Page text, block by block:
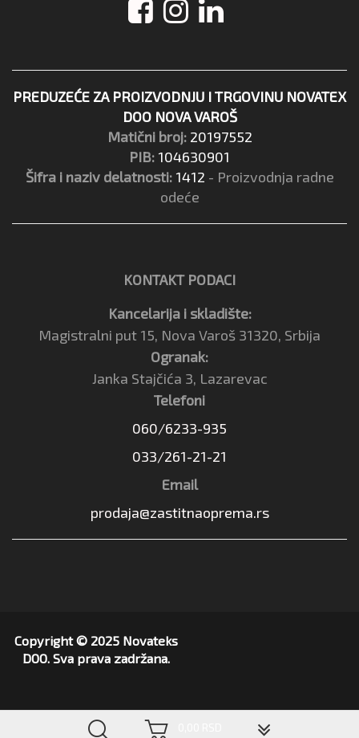
PREDUZEĆE ZA PROIZVODNJU I TRGOVINU NOVATEX
DOO NOVA VAROŠ
Matični broj: 20197552
PIB: 104630901
Šifra i naziv delatnosti: 1412 - Proizvodnja radne
odeće
KONTAKT PODACI
Kancelarija i skladište:
Magistralni put 15, Nova Varoš 31320, Srbija
Ogranak:
Janka Stajčića 3, Lazarevac
Telefoni
060/6233-935
033/261-21-21
Email
prodaja@zastitnaoprema.rs
Copyright © 2025 Novateks
DOO. Sva prava zadržana.
▼